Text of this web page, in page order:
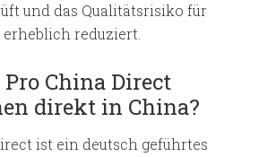
und das Qualitätsrisiko für
reduziert.
China Direct
direkt in China?
ist ein deutsch geführtes